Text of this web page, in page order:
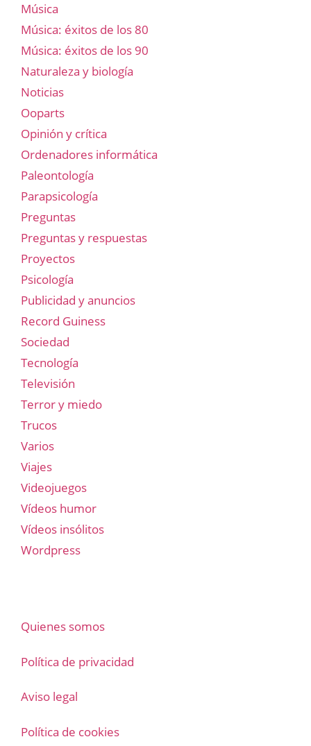
Música
Música: éxitos de los 80
Música: éxitos de los 90
Naturaleza y biología
Noticias
Ooparts
Opinión y crítica
Ordenadores informática
Paleontología
Parapsicología
Preguntas
Preguntas y respuestas
Proyectos
Psicología
Publicidad y anuncios
Record Guiness
Sociedad
Tecnología
Televisión
Terror y miedo
Trucos
Varios
Viajes
Videojuegos
Vídeos humor
Vídeos insólitos
Wordpress
Quienes somos
Política de privacidad
Aviso legal
Política de cookies